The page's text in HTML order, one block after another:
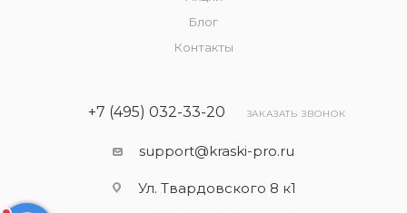
Блог
Контакты
+7 (495) 032-33-20 ЗАКАЗАТЬ ЗВОНОК
support@kraski-pro.ru
Ул. Твардовского 8 к1